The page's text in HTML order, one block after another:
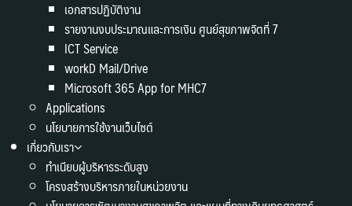
เอกสารปฏิบัติงาน
รายงานงบประมาณและการเงิน ศูนย์สุขภาพจิตที่ 7
ICT Service
workD Mail/Drive
Microsoft 365 App for MHC7
Applications
นโยบายการใช้งานเว็บไซต์
เกี่ยวกับเรา
ทำเนียบผู้บริหารระดับสูง
โครงสร้างบริหารภายในหน่วยงาน